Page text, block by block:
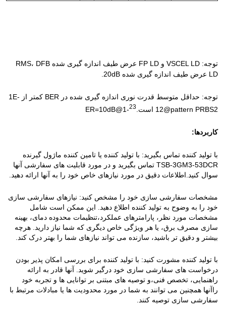
توجه: VSCEL LD و FP LD عرض طیف اندازه گیری شده RMS، DFB
LD عرض طیف اندازه گیری شده 20dB.
توجه: حداقل متوسط قدرت نوری اندازه گیری شده در BER کمتر از 1E-
12@pattern PRBS2 است.
23
-1@ER=10dB
کاربردها:
با تولید کننده تماس بگیرید: با تولید کننده یا تامین کننده ماژول گیرنده
TSB-3GM3-53DCR تماس بگیرید و در مورد قابلیت های سفارشی آنها
سوال کنید.اطلاعات دقیق در مورد نیازهای خاص خود را به آنها ارائه دهید.
مشخصات سفارشی سازی خود را مشخص کنید: نیازهای سفارشی سازی
خود را به وضوح به تولید کننده اطلاع دهید. این ممکن است شامل
مشخصات مورد نظر، پارامترهای عملکرد،تنظیمات محدوده دمای، بهینه
سازی مصرف برق، یا هر ویژگی خاص دیگری که شما نیاز دارید. هرچه
بیشتر و دقیق تر باشید، سازنده می تواند نیازهای شما را بهتر درک کند.
با تولید کننده مشورت کنید: با تولید کننده برای بررسی امکان پذیر بودن
درخواست های سفارشی سازی خود درگیر شوید. آنها قادر به ارائه
راهنمایی، تخصص فنی،و توصیه های مبتنی بر توانایی ها و تجربه خود
راآنها همچنین می توانند به شما در مورد محدودیت ها یا مبادلات مرتبط با
سفارشی سازی توصیه کنند.